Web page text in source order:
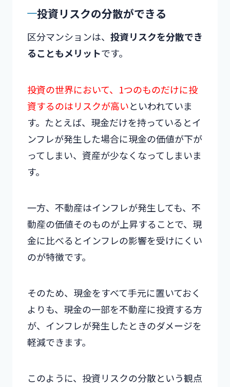
投資リスクの分散ができる
区分マンションは、 投資リスクを分散でき
ることもメリットです。
投資の世界において、1つのものだけに投
資するのはリスクが高いといわれていま
す。たとえば、現金だけを持っているとイ
ンフレが発生した場合に現金の価値が下が
ってしまい、資産が少なくなってしまいま
す。
一方、不動産はインフレが発生しても、不
動産の価値そのものが上昇することで、現
金に比べるとインフレの影響を受けにくい
のが特徴です。
そのため、現金をすべて手元に置いておく
よりも、現金の一部を不動産に投資する方
が、インフレが発生したときのダメージを
軽減できます。
このように、投資リスクの分散という観点